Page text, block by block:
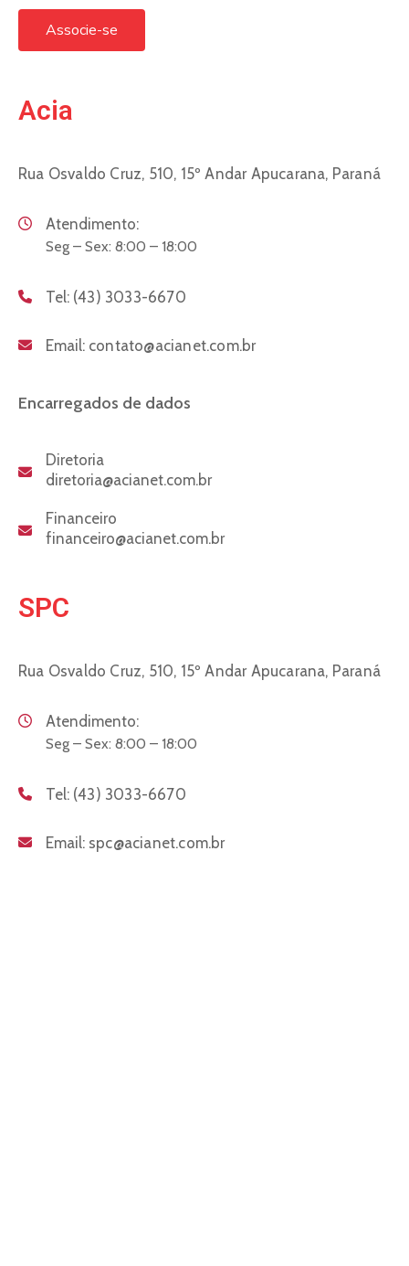
Associe-se
Acia
Rua Osvaldo Cruz, 510, 15º Andar Apucarana, Paraná
Atendimento:
Seg – Sex: 8:00 – 18:00
Tel: (43) 3033-6670
Email: contato@acianet.com.br
Encarregados de dados
Diretoria
diretoria@acianet.com.br
Financeiro
financeiro@acianet.com.br
SPC
Rua Osvaldo Cruz, 510, 15º Andar Apucarana, Paraná
Atendimento:
Seg – Sex: 8:00 – 18:00
Tel: (43) 3033-6670
Email: spc@acianet.com.br